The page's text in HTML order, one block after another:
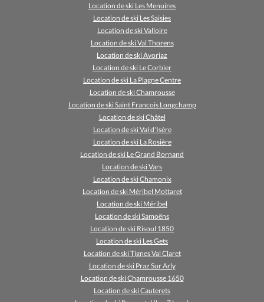
Location de ski Les Menuires
Location de ski Les Saisies
Location de ski Valloire
Location de ski Val Thorens
Location de ski Avoriaz
Location de ski Le Corbier
Location de ski La Plagne Centre
Location de ski Chamrousse
Location de ski Saint Francois Longchamp
Location de ski Châtel
Location de ski Val d'Isère
Location de ski La Rosière
Location de ski Le Grand Bornand
Location de ski Vars
Location de ski Chamonix
Location de ski Méribel Mottaret
Location de ski Méribel
Location de ski Samoëns
Location de ski Risoul 1850
Location de ski Les Gets
Location de ski Tignes Val Claret
Location de ski Praz Sur Arly
Location de ski Chamrousse 1650
Location de ski Cauterets